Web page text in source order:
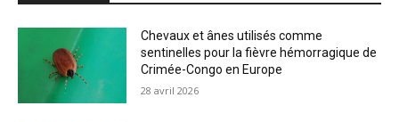
Chevaux et ânes utilisés comme
sentinelles pour la fièvre hémorragique de
Crimée-Congo en Europe
28 avril 2026